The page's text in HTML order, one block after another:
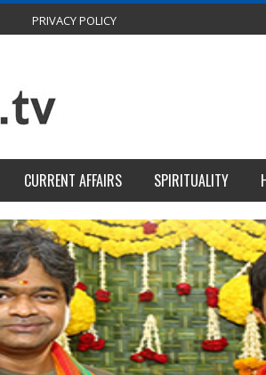
PRIVACY POLICY
CURRENT AFFAIRS SPIRITUALITY